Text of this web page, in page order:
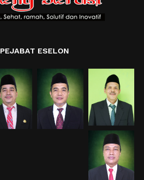
PEJABAT ESELON